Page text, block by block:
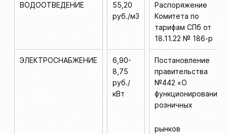
ВОДООТВЕДЕНИЕ
55,20
руб./м3
Распоряжение
Комитета по
тарифам СПб от
18.11.22 № 186-р
ЭЛЕКТРОСНАБЖЕНИЕ
6,90-
8,75
руб./
кВт
Постановление
правительства
№442 «О
функционировании
розничных
рынков